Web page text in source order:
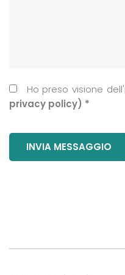
Ho preso visione
privacy policy) *